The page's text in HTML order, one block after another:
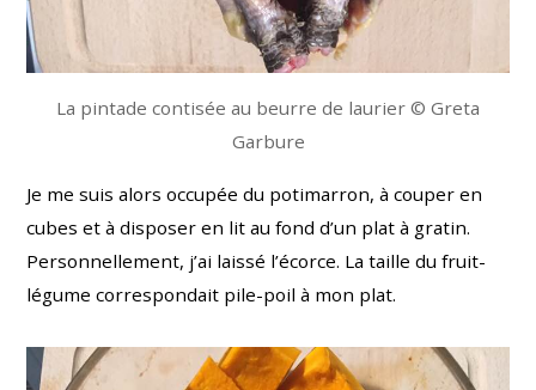
La pintade contisée au beurre de laurier © Greta
Garbure
Je me suis alors occupée du potimarron, à couper en
cubes et à disposer en lit au fond d’un plat à gratin.
Personnellement, j’ai laissé l’écorce. La taille du fruit-
légume correspondait pile-poil à mon plat.